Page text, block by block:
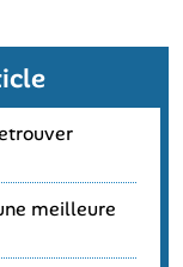
meilleure